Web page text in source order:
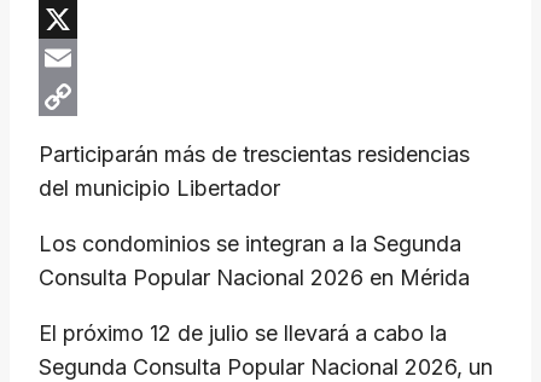
Threads
X
Email
Link
​Participarán más de trescientas residencias
del municipio Libertador
​Los condominios se integran a la Segunda
Consulta Popular Nacional 2026 en Mérida
​El próximo 12 de julio se llevará a cabo la
Segunda Consulta Popular Nacional 2026, un